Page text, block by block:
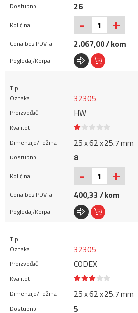
26
- +
2.067,00 / kom
32305
HW
25 x 62 x 25.7 mm
8
- +
400,33 / kom
32305
CODEX
25 x 62 x 25.7 mm
5